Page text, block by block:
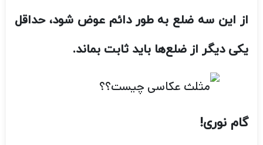
از این سه ضلع به طور دائم عوض شود، حداقل
یکی دیگر از ضلع‌ها باید ثابت بماند.
گام نوری!